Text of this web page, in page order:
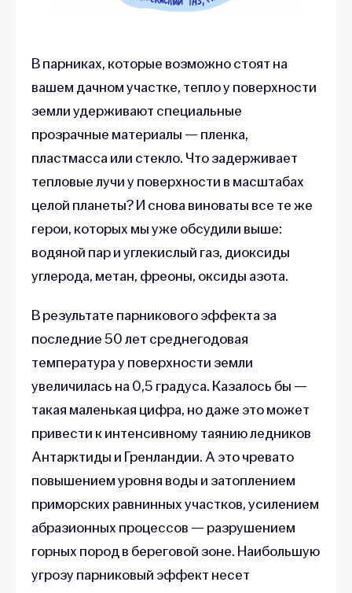
В парниках, которые возможно стоят на
вашем дачном участке, тепло у поверхности
земли удерживают специальные
прозрачные материалы — пленка,
пластмасса или стекло. Что задерживает
тепловые лучи у поверхности в масштабах
целой планеты? И снова виноваты все те же
герои, которых мы уже обсудили выше:
водяной пар и углекислый газ, диоксиды
углерода, метан, фреоны, оксиды азота.
В результате парникового эффекта за
последние 50 лет среднегодовая
температура у поверхности земли
увеличилась на 0,5 градуса. Казалось бы —
такая маленькая цифра, но даже это может
привести к интенсивному таянию ледников
Антарктиды и Гренландии. А это чревато
повышением уровня воды и затоплением
приморских равнинных участков, усилением
абразионных процессов — разрушением
горных пород в береговой зоне. Наибольшую
угрозу парниковый эффект несет